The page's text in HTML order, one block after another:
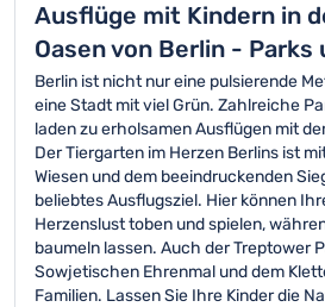
Ausflüge mit Kindern in
Oasen von Berlin - Parks
Berlin ist nicht nur eine pulsierende
eine Stadt mit viel Grün. Zahlreiche
laden zu erholsamen Ausflügen mit
Der Tiergarten im Herzen Berlins ist
Wiesen und dem beeindruckenden
beliebtes Ausflugsziel. Hier können
Herzenslust toben und spielen,
baumeln lassen. Auch der Treptower
Sowjetischen Ehrenmal und dem
Familien. Lassen Sie Ihre Kinder die